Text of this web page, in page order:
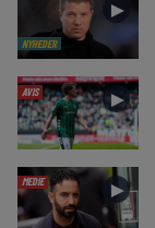
NYHEDER
►
AVIS ►
MEDIE ►